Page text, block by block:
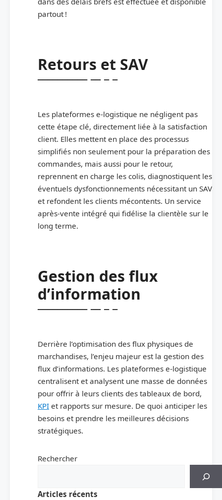
partout !
Retours et SAV
Les plateformes e-logistique ne négligent pas
cette étape clé, directement liée à la satisfaction
client. Elles mettent en place des processus
simplifiés non seulement pour la préparation des
commandes, mais aussi pour le retour,
reprennent en charge les colis, diagnostiquent les
éventuels dysfonctionnements nécessitant un SAV
et refondent les clients mécontents. Un service
après-vente intégré qui fidélise la clientèle sur le
long terme.
Gestion des flux
d’information
Derrière l’optimisation des flux physiques de
marchandises, l’enjeu majeur est la gestion des
flux d’informations. Les plateformes e-logistique
centralisent et analysent une masse de données
pour offrir à leurs clients des tableaux de bord,
KPI et rapports sur mesure. De quoi anticiper les
besoins et prendre les meilleures décisions
stratégiques.
Rechercher
Articles récents